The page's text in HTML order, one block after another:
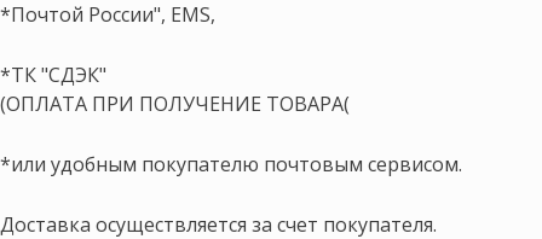
*Почтой России", EMS,
*ТК "СДЭК"
(ОПЛАТА ПРИ ПОЛУЧЕНИЕ ТОВАРА(
*или удобным покупателю почтовым сервисом.
Доставка осуществляется за счет покупателя.